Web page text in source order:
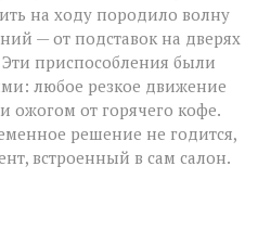
на ходу породило волну
— от подставок на дверях
приспособления были
любое резкое движение
ожогом от горячего кофе.
решение не годится,
встроенный в сам салон.